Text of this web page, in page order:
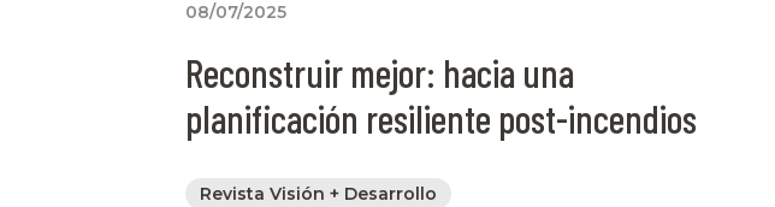
08/07/2025
Reconstruir mejor: hacia una
planificación resiliente post-incendios
Revista Visión + Desarrollo